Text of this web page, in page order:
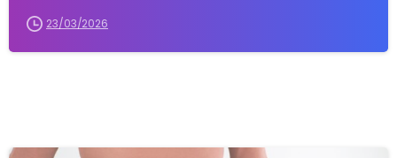
23/03/2026